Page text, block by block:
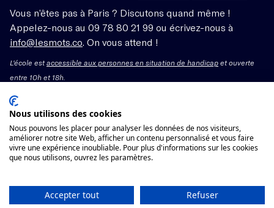
Vous n’êtes pas à Paris ? Discutons quand même !
Appelez-nous au 09 78 80 21 99 ou écrivez-nous à
info@lesmots.co . On vous attend !
L'école estaccessible aux personnes en situation de handicap et ouverte
entre 10h et 18h.
Mentions légales – CGV
Organisme de formation enregistré sous le numéro
11755662775 auprès du préfet de région Île-de-France.
Voir les conditions générales de vente
Nous utilisons des cookies
Nous pouvons les placer pour analyser les données de nos visiteurs,
améliorer notre site Web, afficher un contenu personnalisé et vous faire
vivre une expérience inoubliable. Pour plus d'informations sur les cookies
que nous utilisons, ouvrez les paramètres.
Accepter tout Refuser